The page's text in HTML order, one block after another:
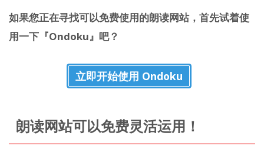
如果您正在寻找可以免费使用的朗读网站，首先试着使
用一下『Ondoku』吧？
立即开始使用 Ondoku
朗读网站可以免费灵活运用！